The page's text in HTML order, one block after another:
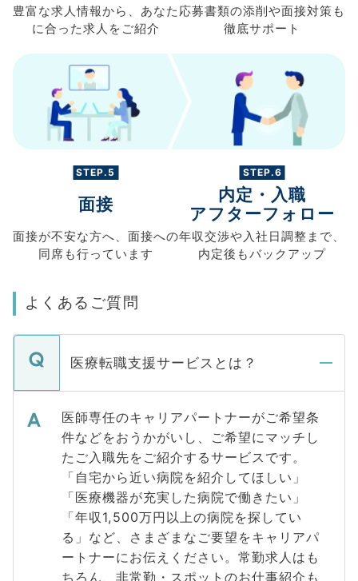
豊富な求人情報から、 あなた
に合った求人を ご紹介
応募書類の添削や面接対策も
徹底サポート
STEP.5
面接
面接が不安な方へ、 面接への
同席も行っています
STEP.6
内定・入職
アフターフォロー
年収交渉や入社日調整まで、
内定後もバックアップ
よくあるご質問
医療転職支援サービスとは？
医師専任のキャリアパートナーがご希望条
件などをおうかがいし、ご希望にマッチし
たご入職先をご紹介するサービスです。
「自宅から近い病院を紹介してほしい」
「医療機器が充実した病院で働きたい」
「年収1,500万円以上の病院を探してい
る」など、さまざまなご要望をキャリアパ
ートナーにお伝えください。常勤求人はも
ちろん、非常勤・スポットのお仕事紹介も